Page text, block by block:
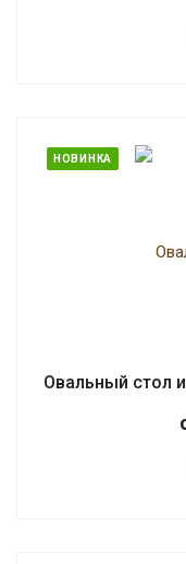
НОВИНКА
Овальный стол